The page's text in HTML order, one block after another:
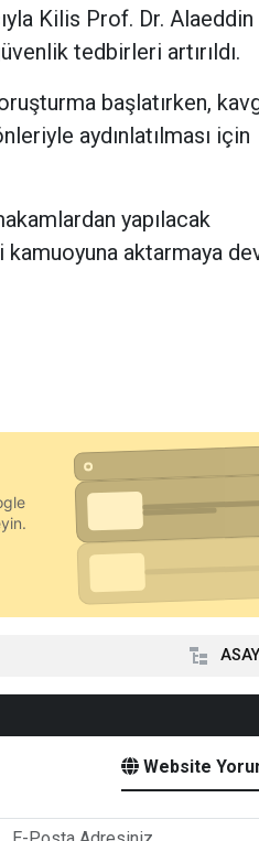
Kilis Prof. Dr. Alaeddin
tedbirleri artırıldı.
başlatırken,
aydınlatılması için
yapılacak
aktarmaya
Website